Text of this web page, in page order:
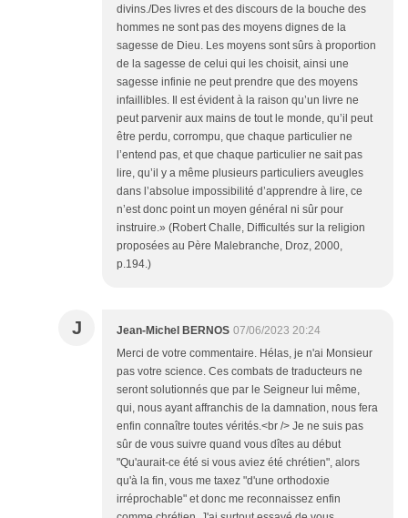
divins./Des livres et des discours de la bouche des
hommes ne sont pas des moyens dignes de la
sagesse de Dieu. Les moyens sont sûrs à proportion
de la sagesse de celui qui les choisit, ainsi une
sagesse infinie ne peut prendre que des moyens
infaillibles. Il est évident à la raison qu’un livre ne
peut parvenir aux mains de tout le monde, qu’il peut
être perdu, corrompu, que chaque particulier ne
l’entend pas, et que chaque particulier ne sait pas
lire, qu’il y a même plusieurs particuliers aveugles
dans l’absolue impossibilité d’apprendre à lire, ce
n’est donc point un moyen général ni sûr pour
instruire.» (Robert Challe, Difficultés sur la religion
proposées au Père Malebranche, Droz, 2000,
p.194.)
J Jean-Michel BERNOS 07/06/2023 20:24
Merci de votre commentaire. Hélas, je n'ai Monsieur
pas votre science. Ces combats de traducteurs ne
seront solutionnés que par le Seigneur lui même,
qui, nous ayant affranchis de la damnation, nous fera
enfin connaître toutes vérités.<br /> Je ne suis pas
sûr de vous suivre quand vous dîtes au début
"Qu'aurait-ce été si vous aviez été chrétien", alors
qu'à la fin, vous me taxez "d'une orthodoxie
irréprochable" et donc me reconnaissez enfin